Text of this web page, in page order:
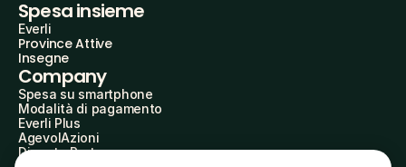
Spesa insieme
Everli
Province Attive
Insegne
Company
Spesa su smartphone
Modalità di pagamento
Everli Plus
AgevolAzioni
Diventa Partner